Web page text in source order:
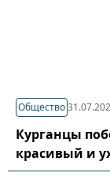
Общество
Курганцы
красивый и